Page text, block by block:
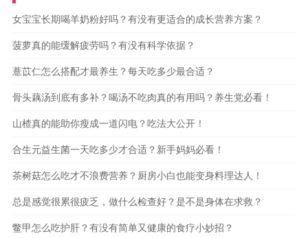
女宝宝长期喝羊奶粉好吗？有没有更适合的成长营养方案？
菠萝真的能缓解疲劳吗？有没有科学依据？
薏苡仁怎么搭配才最养生？每天吃多少最合适？
骨头藕汤到底有多补？喝汤不吃肉真的有用吗？养生党必看！
山楂真的能助你瘦成一道闪电？吃法大公开！
合生元益生菌一天吃多少才合适？新手妈妈必看！
茶树菇怎么吃才不浪费营养？厨房小白也能变身料理达人！
总是感觉很累很疲乏，做什么检查好？是不是身体在求救？
鳖甲怎么吃护肝？有没有简单又健康的食疗小妙招？